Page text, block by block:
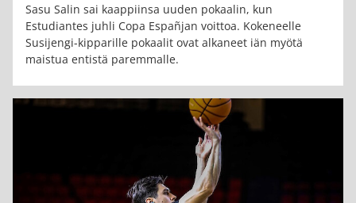
Sasu Salin sai kaappiinsa uuden pokaalin, kun
Estudiantes juhli Copa Españjan voittoa. Kokeneelle
Susijengi-kipparille pokaalit ovat alkaneet iän myötä
maistua entistä paremmalle.